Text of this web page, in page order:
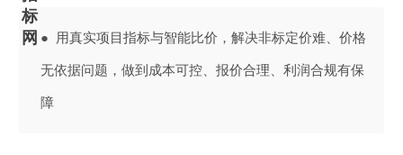
● 用真实项目指标与智能比价，解决非标定价难、价格
无依据问题，做到成本可控、报价合理、利润合规有保
障